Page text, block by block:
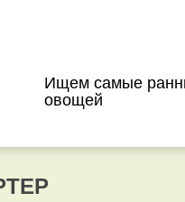
Ищем самые
овощей